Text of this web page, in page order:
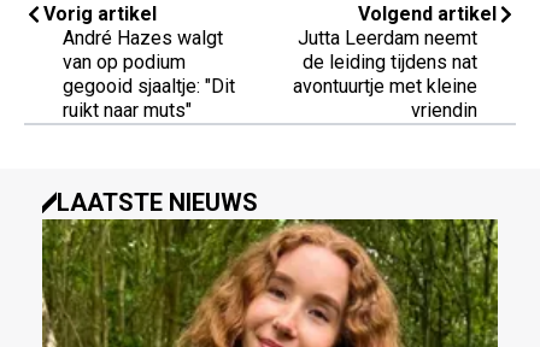
Vorig artikel
André Hazes walgt
van op podium
gegooid sjaaltje: "Dit
ruikt naar muts"
Volgend artikel
Jutta Leerdam neemt
de leiding tijdens nat
avontuurtje met kleine
vriendin
LAATSTE NIEUWS